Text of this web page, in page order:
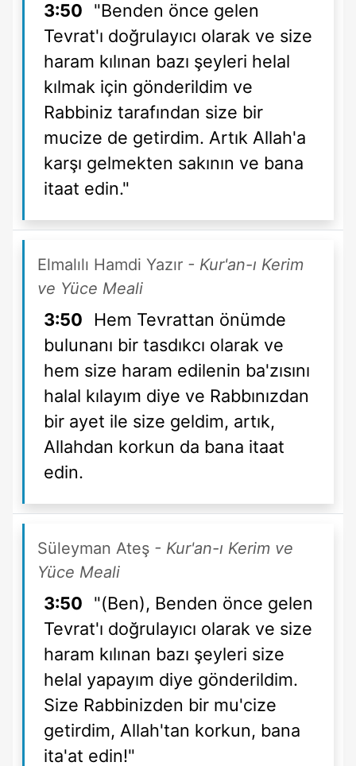
3:50
"Benden önce gelen
Tevrat'ı doğrulayıcı olarak ve size
haram kılınan bazı şeyleri helal
kılmak için gönderildim ve
Rabbiniz tarafından size bir
mucize de getirdim. Artık Allah'a
karşı gelmekten sakının ve bana
itaat edin."
Elmalılı Hamdi Yazır - Kur'an-ı Kerim
ve Yüce Meali
3:50
Hem Tevrattan önümde
bulunanı bir tasdıkcı olarak ve
hem size haram edilenin ba'zısını
halal kılayım diye ve Rabbınızdan
bir ayet ile size geldim, artık,
Allahdan korkun da bana itaat
edin.
Süleyman Ateş - Kur'an-ı Kerim ve
Yüce Meali
3:50
"(Ben), Benden önce gelen
Tevrat'ı doğrulayıcı olarak ve size
haram kılınan bazı şeyleri size
helal yapayım diye gönderildim.
Size Rabbinizden bir mu'cize
getirdim, Allah'tan korkun, bana
ita'at edin!"